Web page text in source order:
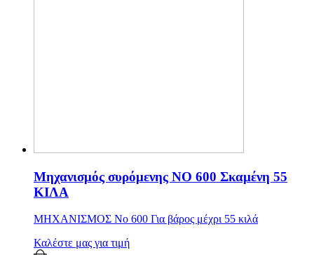
Μηχανισμός συρόμενης ΝΟ 600 Σκαμένη 55
ΚΙΛΑ
ΜΗΧΑΝΙΣΜΟΣ Νο 600 Για βάρος μέχρι 55 κιλά
Καλέστε μας για τιμή